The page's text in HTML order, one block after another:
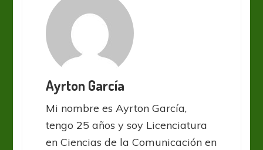
Ayrton García
Mi nombre es Ayrton García,
tengo 25 años y soy Licenciatura
en Ciencias de la Comunicación en